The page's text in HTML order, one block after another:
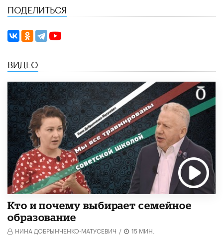
ПОДЕЛИТЬСЯ
ВИДЕО
Кто и почему выбирает семейное
образование
НИНА ДОБРЫНЧЕНКО-МАТУСЕВИЧ / 15 МИН.